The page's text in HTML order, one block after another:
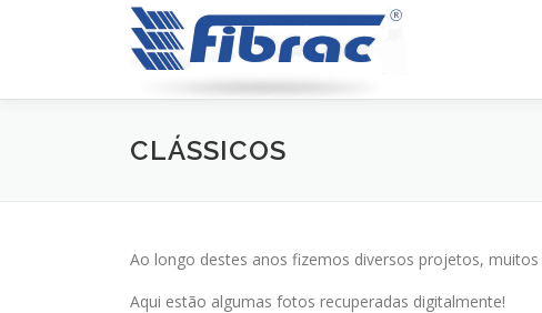
CLÁSSICOS
Ao longo destes anos fizemos diversos projetos,
Aqui estão algumas fotos recuperadas digitalmente!